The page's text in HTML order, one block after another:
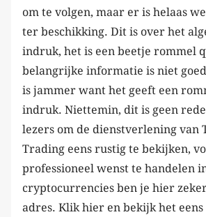
om te volgen, maar er is helaas
ter beschikking. Dit is over het
indruk, het is een beetje rommel
belangrijke informatie is niet
is jammer want het geeft een
indruk. Niettemin, dit is geen
lezers om de dienstverlening van
Trading eens rustig te bekijken,
professioneel wenst te handelen
cryptocurrencies ben je hier
adres. Klik hier en bekijk het